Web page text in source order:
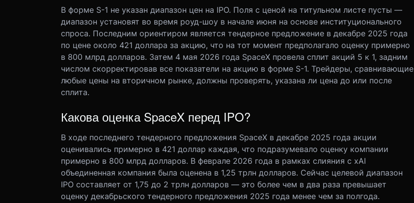
В форме S-1 не указан диапазон цен на IPO. Поля с ценой на титульном листе пусты —
диапазон установят во время роуд-шоу в начале июня на основе институционального
спроса. Последним ориентиром является тендерное предложение в декабре 2025 года
по цене около 421 доллара за акцию, что на тот момент предполагало оценку примерно
в 800 млрд долларов. Затем 4 мая 2026 года SpaceX провела сплит акций 5 к 1, задним
числом скорректировав все показатели на акцию в форме S-1. Трейдеры, сравнивающие
любые цены на вторичном рынке, должны проверять, указана ли цена до или после
сплита.
Какова оценка SpaceX перед IPO?
В ходе последнего тендерного предложения SpaceX в декабре 2025 года акции
оценивались примерно в 421 доллар каждая, что подразумевало оценку компании
примерно в 800 млрд долларов. В феврале 2026 года в рамках слияния с xAI
объединенная компания была оценена в 1,25 трлн долларов. Сейчас целевой диапазон
IPO составляет от 1,75 до 2 трлн долларов — это более чем в два раза превышает
оценку декабрьского тендерного предложения 2025 года менее чем за полгода.